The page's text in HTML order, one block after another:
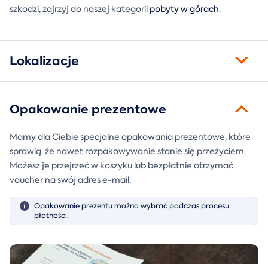
szkodzi, zajrzyj do naszej kategorii pobyty w górach.
Lokalizacje
Opakowanie prezentowe
Mamy dla Ciebie specjalne opakowania prezentowe, które
sprawią, że nawet rozpakowywanie stanie się przeżyciem.
Możesz je przejrzeć w koszyku lub bezpłatnie otrzymać
voucher na swój adres e-mail.
Opakowanie prezentu można wybrać podczas procesu
płatności.